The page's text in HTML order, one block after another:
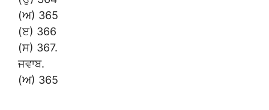
(ਅ) 365
(ੲ) 366
(ਸ) 367.
ਜਵਾਬ.
(ਅ) 365